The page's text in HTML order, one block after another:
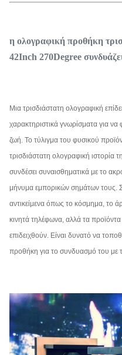
η ολογραφική προθήκη
42Inch 270Degree
Μια τρισδιάστατη ολογραφική
χαρακτηριστικά γνωρίσματα για
ζωή. Το τύλιγμα του φυσικού
τρισδιάστατη ολογραφική ιστορία
συνδέσει συναισθηματικά με το
μήνυμα εμπορικών σημάτων τους.
αντικείμενα όπως το κόσμημα, το
κινητά τηλέφωνα, αλλά τα
επιδειχθούν. Είναι δυνατό να
προθήκη για το συνδυασμό του με